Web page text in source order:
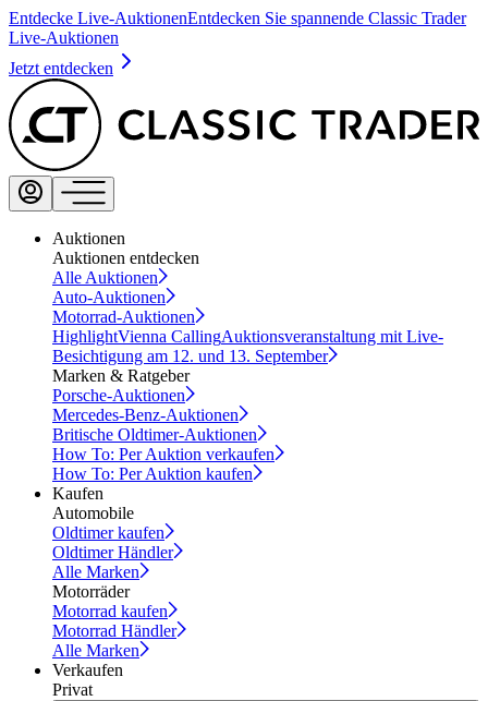
Entdecke Live-AuktionenEntdecken Sie spannende Classic Trader
Live-Auktionen
Jetzt entdecken
Auktionen
Auktionen entdecken
Alle Auktionen
Auto-Auktionen
Motorrad-Auktionen
HighlightVienna CallingAuktionsveranstaltung mit Live-
Besichtigung am 12. und 13. September
Marken & Ratgeber
Porsche-Auktionen
Mercedes-Benz-Auktionen
Britische Oldtimer-Auktionen
How To: Per Auktion verkaufen
How To: Per Auktion kaufen
Kaufen
Automobile
Oldtimer kaufen
Oldtimer Händler
Alle Marken
Motorräder
Motorrad kaufen
Motorrad Händler
Alle Marken
Verkaufen
Privat